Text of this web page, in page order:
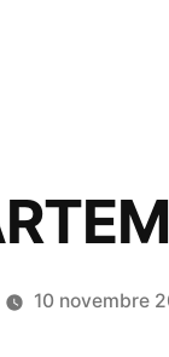
10 novembre